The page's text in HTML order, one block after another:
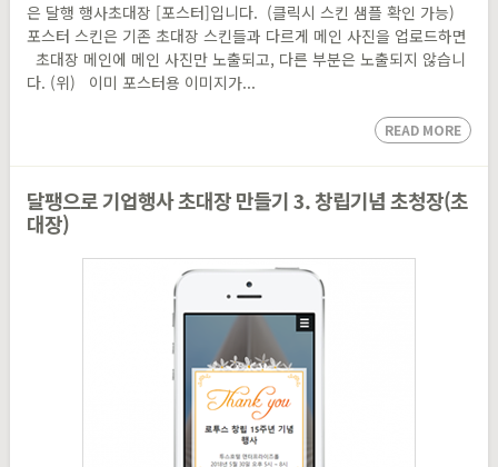
은 달행 행사초대장 [포스터]입니다. (클릭시 스킨 샘플 확인 가능)
포스터 스킨은 기존 초대장 스킨들과 다르게 메인 사진을 업로드하면
초대장 메인에 메인 사진만 노출되고, 다른 부분은 노출되지 않습니
다. (위) 이미 포스터용 이미지가...
READ MORE
달팽으로 기업행사 초대장 만들기 3. 창립기념 초청장(초
대장)